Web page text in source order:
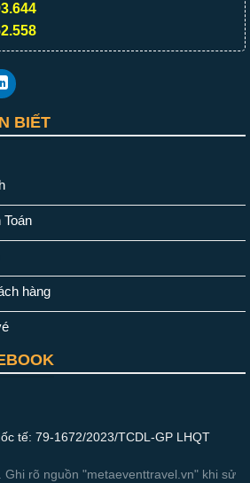
BIẾT
hàng
tế: 79-1672/2023/TCDL-GP LHQT
Ghi rõ nguồn "metaeventtravel.vn" khi sử